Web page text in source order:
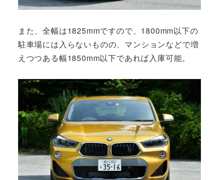
また、全幅は1825mmですので、1800mm以下の
駐車場には入らないものの、マンションなどで増
えつつある幅1850mm以下であれば入庫可能。